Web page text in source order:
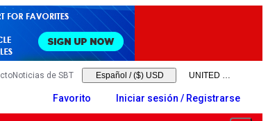
Noticias de SBT Español / ($) USD
Favorito Iniciar sesión / Registrarse